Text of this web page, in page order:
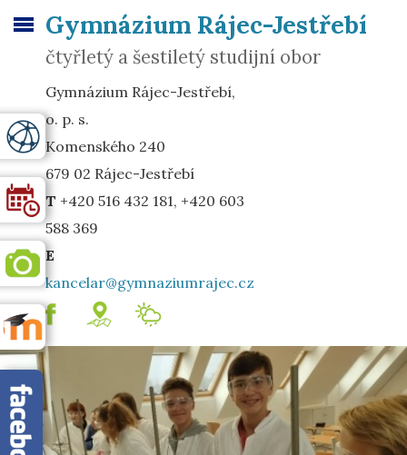
Gymnázium Rájec-Jestřebí
čtyřletý a šestiletý studijní obor
Gymnázium Rájec-Jestřebí,
o. p. s.
Komenského 240
679 02 Rájec-Jestřebí
T +420 516 432 181, +420 603
588 369
E
kancelar@gymnaziumrajec.cz
.
mapa Meteostanice